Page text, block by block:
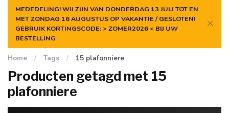
MEDEDELING! WIJ ZIJN VAN DONDERDAG 13 JULI TOT EN
MET ZONDAG 16 AUGUSTUS OP VAKANTIE / GESLOTEN!
GEBRUIK KORTINGSCODE: > ZOMER2026 < BIJ UW
BESTELLING
Home / Tags / 15 plafonniere
Producten getagd met 15
plafonniere